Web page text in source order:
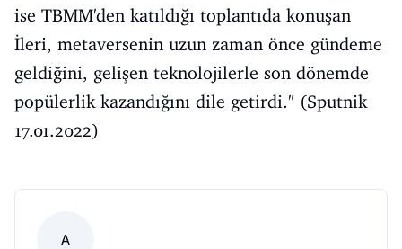
ise TBMM'den katıldığı toplantıda konuşan
İleri, metaversenin uzun zaman önce gündeme
geldiğini, gelişen teknolojilerle son dönemde
popülerlik kazandığını dile getirdi." (Sputnik
17.01.2022)
A